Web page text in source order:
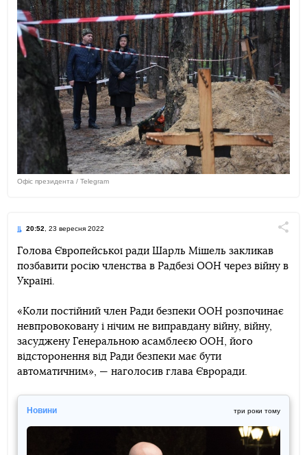
Офіс президента / Telegram
20:52 , 23 вересня 2022
TelegramFacebook Twitter
Голова Європейської ради Шарль Мішель закликав
позбавити росію членства в Радбезі ООН через війну в
Україні.
«Коли постійний член Ради безпеки ООН розпочинає
невпровоковану і нічим не виправдану війну, війну,
засуджену Генеральною асамблеєю ООН, його
відсторонення від Ради безпеки має бути
автоматичним», — наголосив глава Євроради.
Новини три роки тому